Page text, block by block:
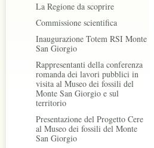
La Regione da scoprire
Commissione scientifica
Inaugurazione Totem RSI Monte
San Giorgio
Rappresentanti della conferenza
romanda dei lavori pubblici in
visita al Museo dei fossili del
Monte San Giorgio e sul
territorio
Presentazione del Progetto Cere
al Museo dei fossili del Monte
San Giorgio